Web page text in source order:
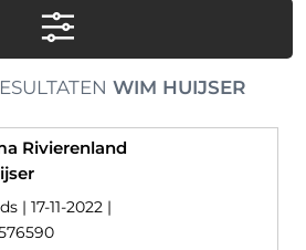
WIM HUIJSER
Rivierenland
| 17-11-2022 |